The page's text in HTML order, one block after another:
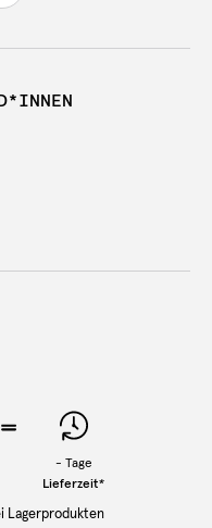
- Tage
Lieferzeit*
Lagerprodukten